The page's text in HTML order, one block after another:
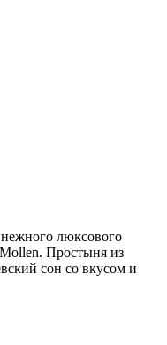
люксового
Простыня из
сон со вкусом и